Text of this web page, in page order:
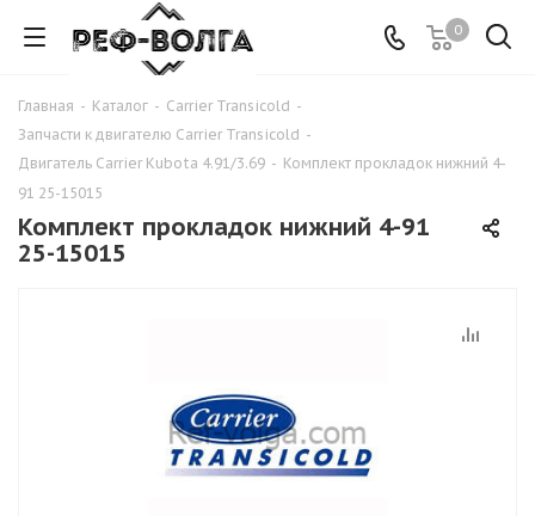
0
Главная - Каталог - Carrier Transicold -
Запчасти к двигателю Carrier Transicold -
Двигатель Carrier Kubota 4.91/3.69 - Комплект прокладок нижний 4-
91 25-15015
Комплект прокладок нижний 4-91
25-15015